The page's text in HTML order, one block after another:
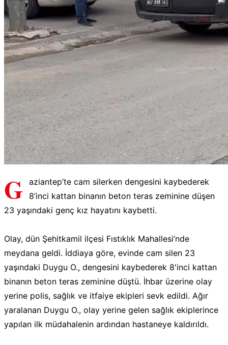
G aziantep’te cam silerken dengesini kaybederek
8’inci kattan binanın beton teras zeminine düşen
23 yaşındaki genç kız hayatını kaybetti.
Olay, dün Şehitkamil ilçesi Fıstıklık Mahallesi’nde
meydana geldi. İddiaya göre, evinde cam silen 23
yaşındaki Duygu O., dengesini kaybederek 8'inci kattan
binanın beton teras zeminine düştü. İhbar üzerine olay
yerine polis, sağlık ve itfaiye ekipleri sevk edildi. Ağır
yaralanan Duygu O., olay yerine gelen sağlık ekiplerince
yapılan ilk müdahalenin ardından hastaneye kaldırıldı.